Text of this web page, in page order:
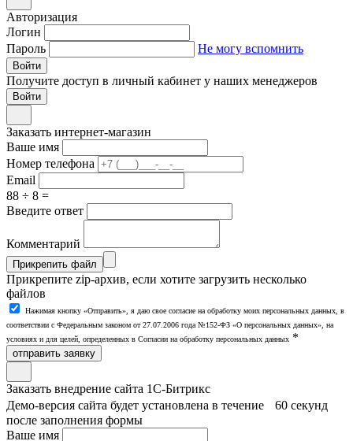
Авторизация
Логин
Пароль
Не могу вспомнить
Войти
Получите доступ в личный кабинет у наших менеджеров
Заказать интернет-магазин
Ваше имя
Номер телефона
Email
88 ÷ 8 =
Введите ответ
Комментарий
Прикрепить файл
Прикрепите zip-архив, если хотите загрузить несколько
файлов
Нажимая кнопку «Отправить», я даю свое согласие на обработку моих персональных данных, в
соответствии с Федеральным законом от 27.07.2006 года №152-ФЗ «О персональных данных», на
условиях и для целей, определенных в Согласии на обработку персональных данных *
отправить заявку
Заказать внедрение сайта 1С-Битрикс
Демо-версия сайта будет установлена в течение 60 секунд
после заполнения формы
Ваше имя